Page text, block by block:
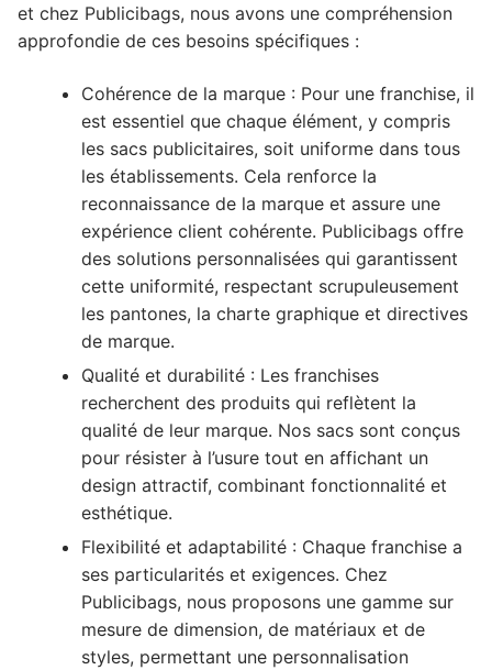
et chez Publicibags, nous avons une compréhension
approfondie de ces besoins spécifiques :
Cohérence de la marque : Pour une franchise, il
est essentiel que chaque élément, y compris
les sacs publicitaires, soit uniforme dans tous
les établissements. Cela renforce la
reconnaissance de la marque et assure une
expérience client cohérente. Publicibags offre
des solutions personnalisées qui garantissent
cette uniformité, respectant scrupuleusement
les pantones, la charte graphique et directives
de marque.
Qualité et durabilité : Les franchises
recherchent des produits qui reflètent la
qualité de leur marque. Nos sacs sont conçus
pour résister à l’usure tout en affichant un
design attractif, combinant fonctionnalité et
esthétique.
Flexibilité et adaptabilité : Chaque franchise a
ses particularités et exigences. Chez
Publicibags, nous proposons une gamme sur
mesure de dimension, de matériaux et de
styles, permettant une personnalisation